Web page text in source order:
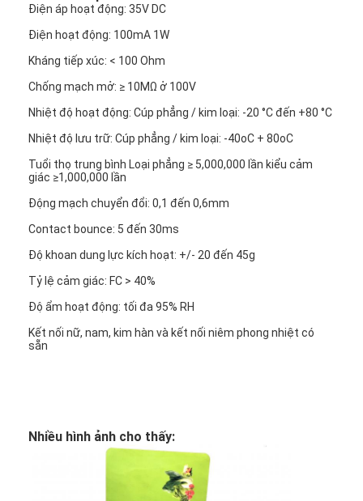
Công tắc màng FPC
Chuyển đổi màng chống nước
Chuyển đổi màng in số
Chuyển đổi màng chiếu sáng
Chuyển phẳng màng
Chuyển đổi màng ESD
Chuyển đổi màng dung lượng
Điện áp hoạt động: 35V DC
Điện hoạt động: 100mA 1W
Kháng tiếp xúc: < 100 Ohm
Chống mạch mở: ≥ 10MΩ ở 100V
Nhiệt độ hoạt động: Cúp phẳng / kim loại: -20 °C đến +80 °C
Nhiệt độ lưu trữ: Cúp phẳng / kim loại: -40oC + 80oC
Tuổi thọ trung bình Loại phẳng ≥ 5,000,000 lần kiểu cảm
giác ≥1,000,000 lần
Động mạch chuyển đổi: 0,1 đến 0,6mm
Contact bounce: 5 đến 30ms
Độ khoan dung lực kích hoạt: +/- 20 đến 45g
Tỷ lệ cảm giác: FC > 40%
Độ ẩm hoạt động: tối đa 95% RH
Kết nối nữ, nam, kim hàn và kết nối niêm phong nhiệt có
sẵn
Nhiều hình ảnh cho thấy: